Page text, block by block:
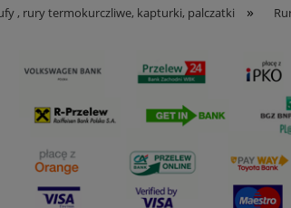
, rury termokurczliwe, kapturki, palczatki »